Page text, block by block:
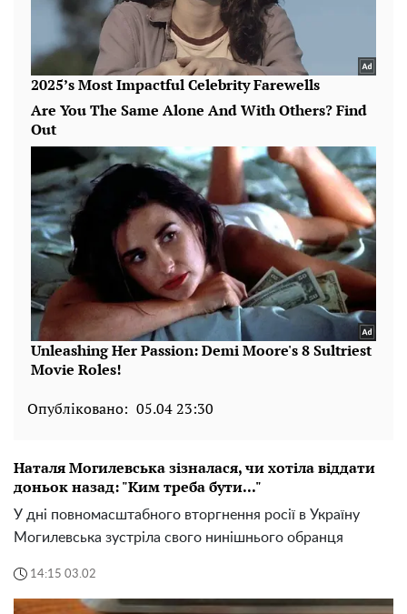
Опубліковано: 05.04 23:30
Наталя Могилевська зізналася, чи хотіла віддати
доньок назад: "Ким треба бути..."
У дні повномасштабного вторгнення росії в Україну
Могилевська зустріла свого нинішнього обранця
14:15 03.02